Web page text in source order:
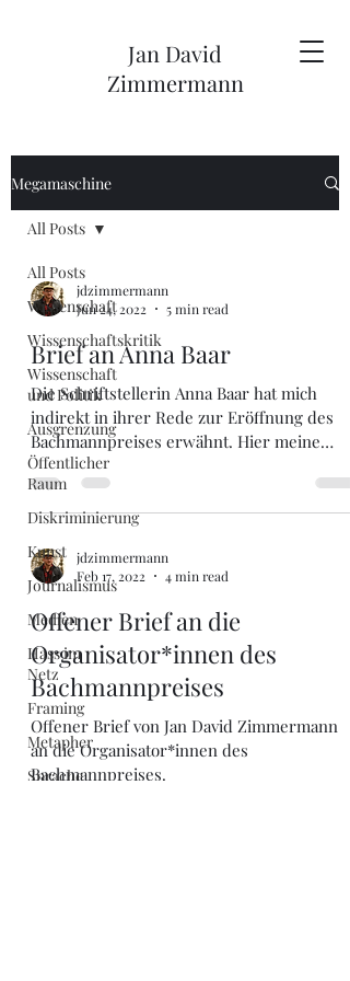
Jan David
Zimmermann
Megamaschine
All Posts
Wissenschaft
Wissenschaftskritik
Wissenschaft
und Politik
Ausgrenzung
Öffentlicher
Raum
Diskriminierung
Kunst
Journalismus
Medien
Hass im
Netz
Framing
Metapher
Sprache
All Posts
jdzimmermann
Jun 24, 2022
5 min read
Brief an Anna Baar
Die Schriftstellerin Anna Baar hat mich
indirekt in ihrer Rede zur Eröffnung des
Bachmannpreises erwähnt. Hier meine
direkte Antwort.
jdzimmermann
Feb 17, 2022
4 min read
Offener Brief an die
Organisator*innen des
Bachmannpreises
Offener Brief von Jan David Zimmermann
an die Organisator*innen des
Bachmannpreises.